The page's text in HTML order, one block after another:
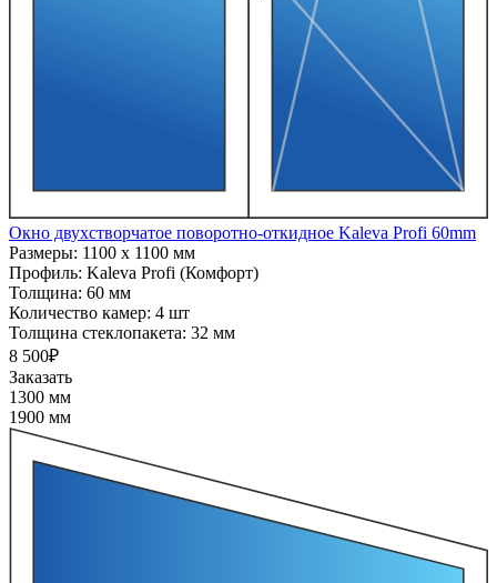
Окно двухстворчатое поворотно-откидное Kaleva Profi 60mm
Размеры: 1100 x 1100 мм
Профиль: Kaleva Profi (Комфорт)
Толщина: 60 мм
Количество камер: 4 шт
Толщина стеклопакета: 32 мм
8 500₽
Заказать
1300 мм
1900 мм